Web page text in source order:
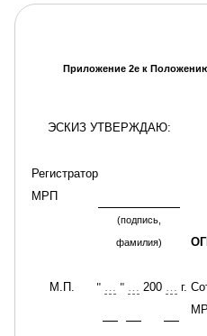
Приложение 2е к
ЭСКИЗ УТВЕРЖДАЮ:
Регистратор
МРП
(подпись,
фамилия)
М.П. " … " … 200 … г.